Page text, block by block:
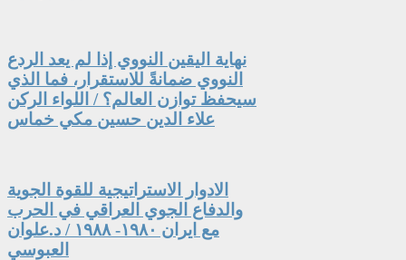
نهاية اليقين النووي إذا لم يعد الردع
النووي ضمانةً للاستقرار، فما الذي
سيحفظ توازن العالم؟ / اللواء الركن
علاء الدين حسين مكي خماس
الادوار الاستراتيجية للقوة الجوية
والدفاع الجوي العراقي في الحرب
مع ايران ١٩٨٠- ١٩٨٨ / د.علوان
العبوسي